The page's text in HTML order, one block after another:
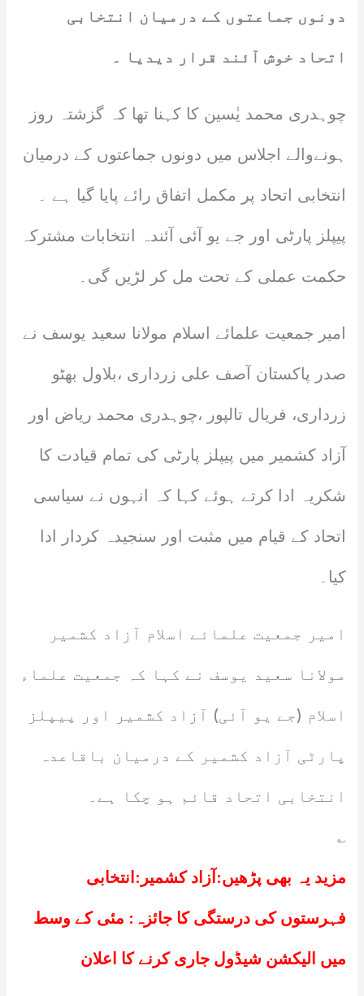
دونوں جماعتوں کے درمیان انتخابی
اتحاد خوش آئند قرار دیدیا ۔
چوہدری محمد یٰسین کا کہنا تھا کہ گزشتہ روز
ہونےوالے اجلاس میں دونوں جماعتوں کے درمیان
انتخابی اتحاد پر مکمل اتفاق رائے پایا گیا ہے ۔
پیپلز پارٹی اور جے یو آئی آئندہ انتخابات مشترکہ
حکمت عملی کے تحت مل کر لڑیں گی۔
امیر جمعیت علمائے اسلام مولانا سعید یوسف نے
صدر پاکستان آصف علی زرداری ،بلاول بھٹو
زرداری، فریال تالپور ،چوہدری محمد ریاض اور
آزاد کشمیر میں پیپلز پارٹی کی تمام قیادت کا
شکریہ ادا کرتے ہوئے کہا کہ انہوں نے سیاسی
اتحاد کے قیام میں مثبت اور سنجیدہ کردار ادا
کیا۔
امیر جمعیت علمائے اسلام آزاد کشمیر
مولانا سعید یوسف نے کہا کہ جمعیت علماء
اسلام (جے یو آئی) آزاد کشمیر اور پیپلز
پارٹی آزاد کشمیر کے درمیان باقاعدہ
انتخابی اتحاد قائم ہو چکا ہے۔
؎
مزید یہ بھی پڑھیں: آزاد کشمیر:انتخابی
فہرستوں کی درستگی کا جائزہ: مئی کے وسط
میں الیکشن شیڈول جاری کرنے کا اعلان